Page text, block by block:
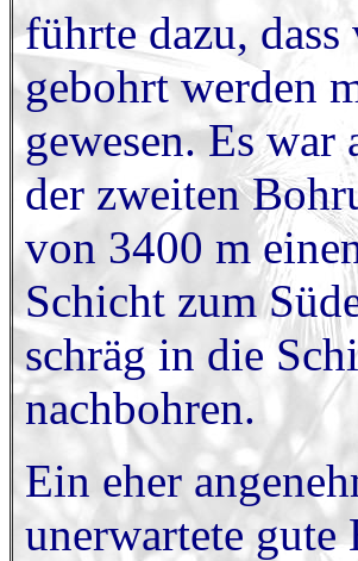
führte dazu,
gebohrt werden
gewesen. Es
der zweiten
von 3400 m
Schicht zum
schräg in die
nachbohren.
Ein eher
unerwartete